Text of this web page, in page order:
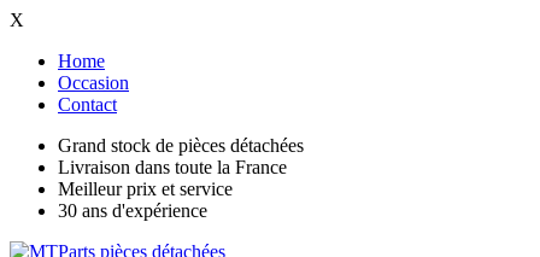
X
Home
Occasion
Contact
Grand stock de pièces détachées
Livraison dans toute la France
Meilleur prix et service
30 ans d'expérience